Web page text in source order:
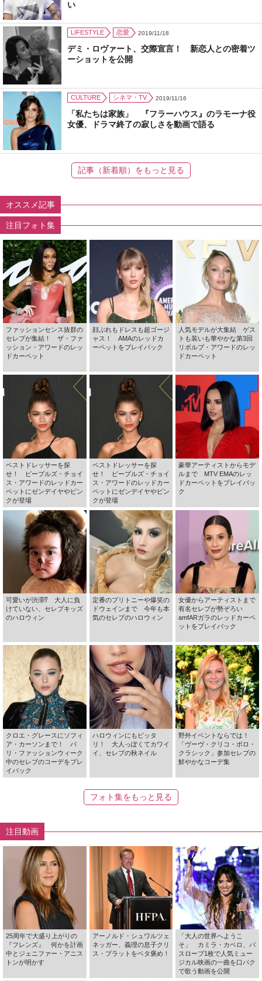
い
LIFESTYLE 恋愛 2019/11/18
デミ・ロヴァート、交際宣言！ 新恋人との密着ツ
ーショットを公開
CULTURE シネマ・TV 2019/11/16
「私たちは家族」 『フラーハウス』のラモーナ役
女優、ドラマ終了の寂しさを動画で語る
記事（新着順）をもっと見る
オススメ記事
注目フォト集
ファッションセンス抜群の
セレブが集結！ ザ・ファ
ッション・アワードのレッ
ドカーペット
顔ぶれもドレスも超ゴージ
ャス！ AMAのレッドカ
ーペットをプレイバック
人気モデルが大集結 ゲス
トも装いも華やかな第3回
リボルブ・アワードのレッ
ドカーペット
ベストドレッサーを探
せ！ ピープルズ・チョイ
ス・アワードのレッドカー
ペットにゼンデイヤやピン
クが登場
ベストドレッサーを探
せ！ ピープルズ・チョイ
ス・アワードのレッドカー
ペットにゼンデイヤやピン
クが登場
豪華アーティストからモデ
ルまで MTV EMAのレッ
ドカーペットをプレイバッ
ク
可愛いが渋滞⁉ 大人に負
けていない、セレブキッズ
のハロウィン
定番のブリトニーや爆笑の
ドウェインまで 今年も本
気のセレブのハロウィン
女優からアーティストまで
有名セレブが勢ぞろい
amfARガラのレッドカーペ
ットをプレイバック
クロエ・グレースにソフィ
ア・カーソンまで！ パ
リ・ファッションウィーク
中のセレブのコーデをプレ
イバック
ハロウィンにもピッタ
リ！ 大人っぽくてカワイ
イ、セレブの秋ネイル
野外イベントならでは！
「ヴーヴ・クリコ・ポロ・
クラシック」参加セレブの
鮮やかなコーデ集
フォト集をもっと見る
注目動画
25周年で大盛り上がりの
『フレンズ』 何かを計画
中とジェニファー・アニス
トンが明かす
アーノルド・シュワルツェ
ネッガー、義理の息子クリ
ス・プラットをベタ褒め！
「大人の世界へようこ
そ」 カミラ・カベロ、バ
スローブ1枚で人気ミュー
ジカル映画の一曲を口パク
で歌う動画を公開